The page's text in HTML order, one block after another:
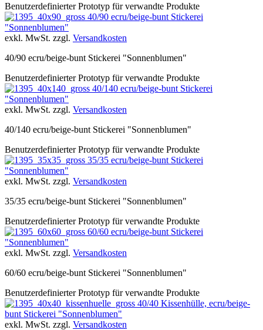
Benutzerdefinierter Prototyp für verwandte Produkte
40/90 ecru/beige-bunt Stickerei
"Sonnenblumen"
exkl. MwSt. zzgl. Versandkosten
40/90 ecru/beige-bunt Stickerei "Sonnenblumen"
Benutzerdefinierter Prototyp für verwandte Produkte
40/140 ecru/beige-bunt Stickerei
"Sonnenblumen"
exkl. MwSt. zzgl. Versandkosten
40/140 ecru/beige-bunt Stickerei "Sonnenblumen"
Benutzerdefinierter Prototyp für verwandte Produkte
35/35 ecru/beige-bunt Stickerei
"Sonnenblumen"
exkl. MwSt. zzgl. Versandkosten
35/35 ecru/beige-bunt Stickerei "Sonnenblumen"
Benutzerdefinierter Prototyp für verwandte Produkte
60/60 ecru/beige-bunt Stickerei
"Sonnenblumen"
exkl. MwSt. zzgl. Versandkosten
60/60 ecru/beige-bunt Stickerei "Sonnenblumen"
Benutzerdefinierter Prototyp für verwandte Produkte
40/40 Kissenhülle, ecru/beige-
bunt Stickerei "Sonnenblumen"
exkl. MwSt. zzgl. Versandkosten